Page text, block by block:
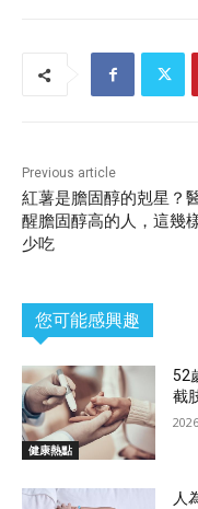
Previous article
紅薯是膽固醇的剋星？
醒膽固醇高的人，這幾
少吃
您可能感興趣
健康熱點
52
截
人